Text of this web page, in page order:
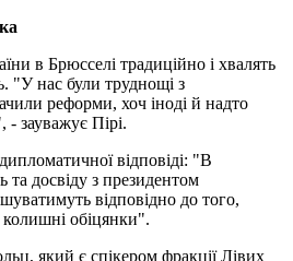
в Брюсселі традиційно і хвалять
"У нас були труднощі з
реформи, хоч іноді й надто
зауважує Пірі.
відповіді: "В
та досвіду з президентом
відповідно до того,
колишні обіцянки".
який є спікером фракції Лівих